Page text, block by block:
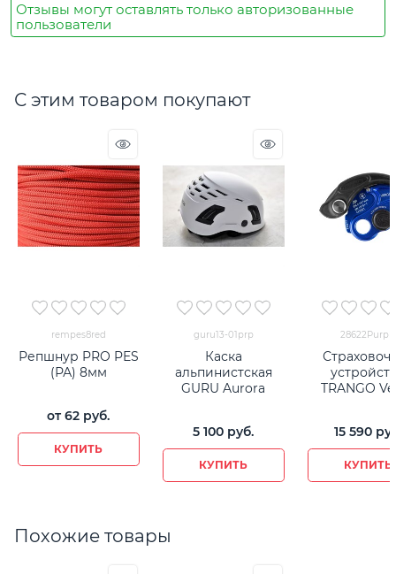
Отзывы могут оставлять только авторизованные
пользователи
С этим товаром покупают
rempes8red
Репшнур PRO PES
(РА) 8мм
от62 руб.
КУПИТЬ
guru13-01prp
Каска
альпинистская
GURU Aurora
5 100 руб.
КУПИТЬ
28622Purple
TRANGO
15 590
КУПИТЬ
Похожие товары